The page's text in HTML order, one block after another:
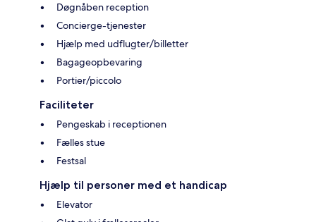
Døgnåben reception
Concierge-tjenester
Hjælp med udflugter/billetter
Bagageopbevaring
Portier/piccolo
Faciliteter
Pengeskab i receptionen
Fælles stue
Festsal
Hjælp til personer med et handicap
Elevator